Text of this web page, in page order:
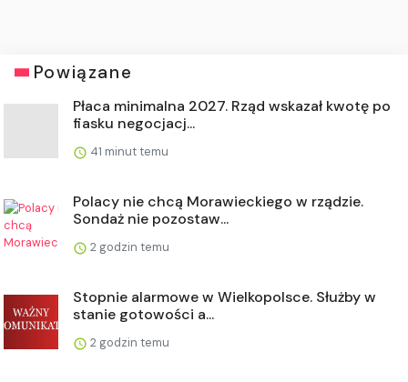
Powiązane
Płaca minimalna 2027. Rząd wskazał kwotę po
fiasku negocjacj...
41 minut temu
Polacy nie chcą Morawieckiego w rządzie.
Sondaż nie pozostaw...
2 godzin temu
Stopnie alarmowe w Wielkopolsce. Służby w
stanie gotowości a...
2 godzin temu